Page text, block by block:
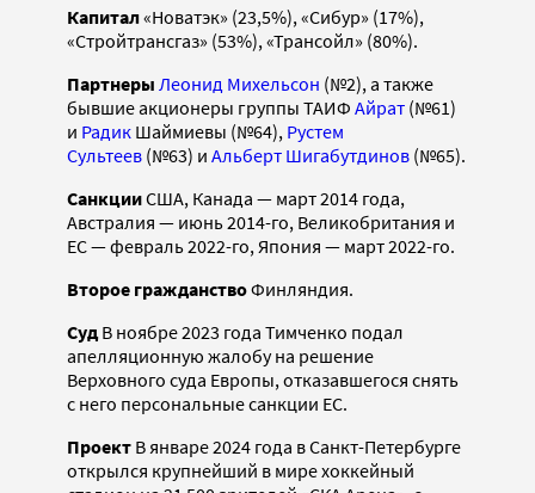
Капитал«Новатэк» (23,5%), «Сибур» (17%),
«Стройтрансгаз» (53%), «Трансойл» (80%).
Партнеры Леонид Михельсон (№2), а также
бывшие акционеры группы ТАИФ Айрат (№61)
и Радик Шаймиевы (№64), Рустем
Сультеев (№63) и Альберт Шигабутдинов (№65).
СанкцииСША, Канада — март 2014 года,
Австралия — июнь 2014-го, Великобритания и
ЕС — февраль 2022-го, Япония — март 2022-го.
Второе гражданствоФинляндия.
СудВ ноябре 2023 года Тимченко подал
апелляционную жалобу на решение
Верховного суда Европы, отказавшегося снять
с него персональные санкции ЕС.
Проект В январе 2024 года в Санкт-Петербурге
открылся крупнейший в мире хоккейный